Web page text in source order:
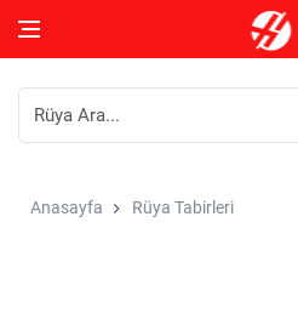
Anasayfa Rüya Tabirleri